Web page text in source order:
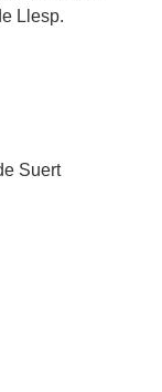
Llesp.
Suert